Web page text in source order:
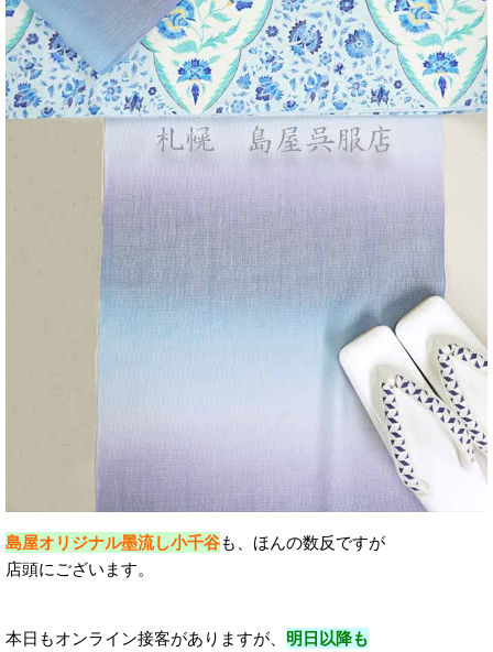
島屋オリジナル墨流し小千谷も、ほんの数反ですが
店頭にございます。
本日もオンライン接客がありますが、 明日以降も